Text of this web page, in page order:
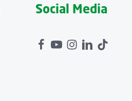
Social Media